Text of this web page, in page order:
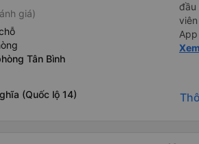
giá)
Tân Bình
(Quốc lộ 14)
đầu